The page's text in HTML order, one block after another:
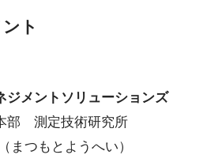
ト
ジメントソリューションズ
部 測定技術研究所
つもとようへい）